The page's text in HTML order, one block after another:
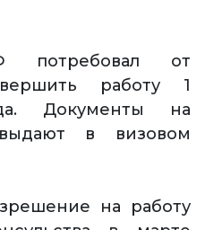
от
работу 1
Документы на
в визовом
на работу